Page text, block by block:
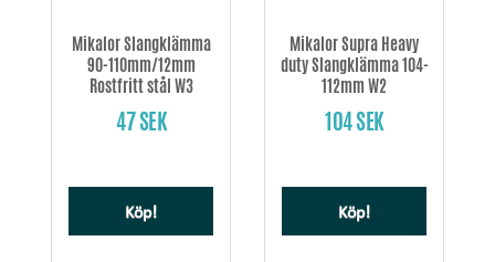
Mikalor Slangklämma
90-110mm/12mm
Rostfritt stål W3
47 SEK
Köp!
Mikalor Supra Heavy
duty Slangklämma 104-
112mm W2
104 SEK
Köp!